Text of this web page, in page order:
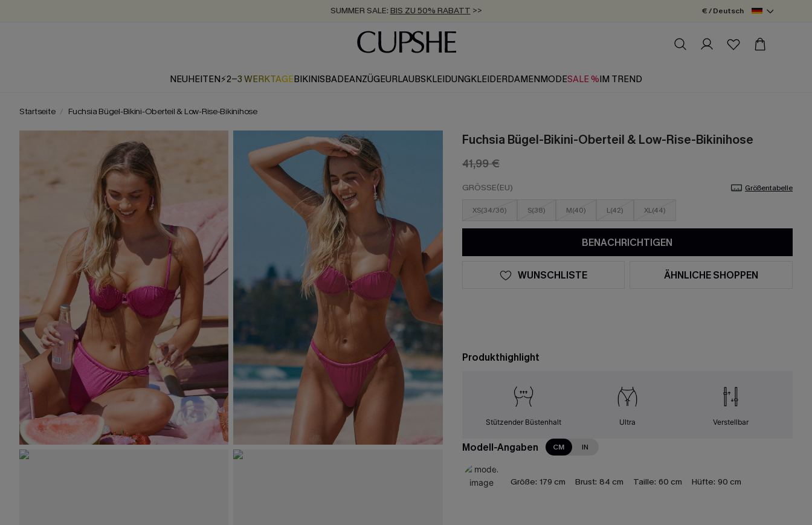
SUMMER SALE: BIS ZU 50% RABATT >>
ZUM NEWSLETTER:BIS ZU -20% EXTRA ERHALTEN
KOSTENLOSER VERSAND AB 89 €
€ / Deutsch
NEUHEITEN⚡2-3 WERKTAGEBIKINISBADEANZÜGEURLAUBSKLEIDUNGKLEIDERDAMENMODESALE %IM TREND
Startseite Fuchsia Bügel-Bikini-Oberteil & Low-Rise-Bikinihose
Fuchsia Bügel-Bikini-Oberteil & Low-Rise-Bikinihose
41,99 €
GRÖSSE(EU) Größentabelle
XS(34/36) S(38) M(40) L(42) XL(44)
BENACHRICHTIGEN
WUNSCHLISTE ÄHNLICHE SHOPPEN
Produkthighlight
Stützender Büstenhalt Ultra Verstellbar
Modell-Angaben CM IN
Größe: 179 cm Brust: 84 cm Taille: 60 cm Hüfte: 90 cm